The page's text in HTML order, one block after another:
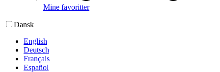
Mine favoritter
Dansk
English
Deutsch
Français
Español